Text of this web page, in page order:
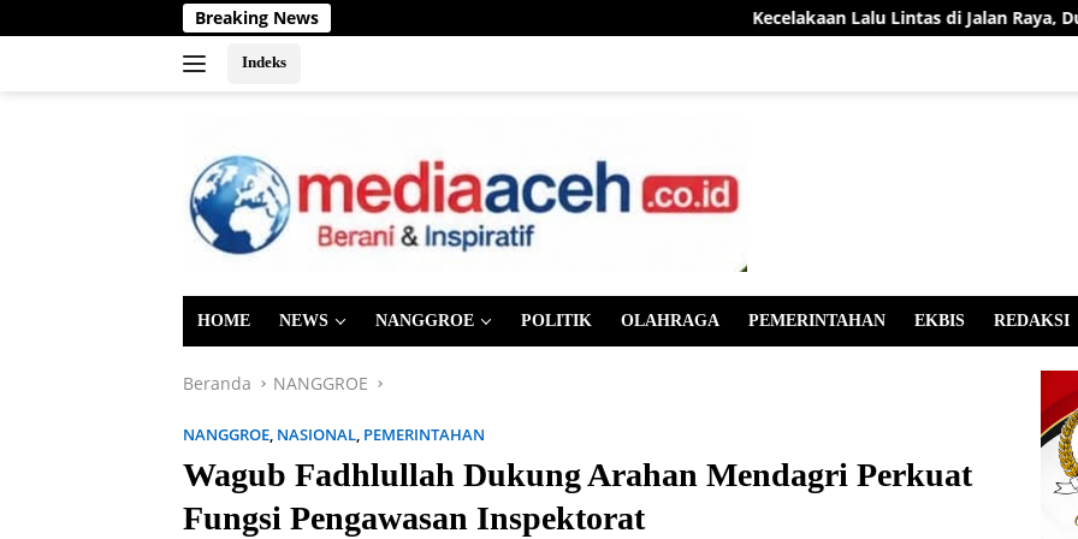
ke
Breaking News Kecelakaan Lalu Lintas di Jalan Raya, Dua
Indeks
HOME NEWS NANGGROE POLITIK OLAHRAGA PEMERINTAHAN EKBIS REDAKSI
Beranda NANGGROE
NANGGROE, NASIONAL, PEMERINTAHAN
Wagub Fadhlullah Dukung Arahan Mendagri Perkuat
Fungsi Pengawasan Inspektorat